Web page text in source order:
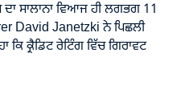
ਸਾਲਾਨਾ ਵਿਆਜ ਹੀ ਲਗਭਗ 11
David Janetzki ਨੇ ਪਿਛਲੀ
ਕਿ ਕ੍ਰੈਡਿਟ ਰੇਟਿੰਗ ਵਿੱਚ ਗਿਰਾਵਟ